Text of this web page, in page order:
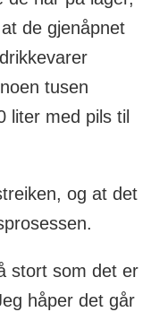
de gjenåpnet
tusen
liter med pils til
og at det
stort som det er
håper det går